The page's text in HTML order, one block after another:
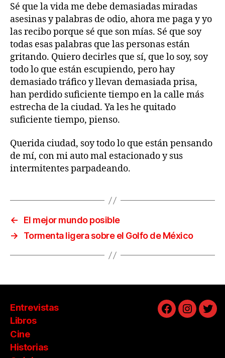
Sé que la vida me debe demasiadas miradas
asesinas y palabras de odio, ahora me paga y yo
las recibo porque sé que son mías. Sé que soy
todas esas palabras que las personas están
gritando. Quiero decirles que sí, que lo soy, soy
todo lo que están escupiendo, pero hay
demasiado tráfico y llevan demasiada prisa,
han perdido suficiente tiempo en la calle más
estrecha de la ciudad. Ya les he quitado
suficiente tiempo, pienso.
Querida ciudad, soy todo lo que están pensando
de mí, con mi auto mal estacionado y sus
intermitentes parpadeando.
←
El mejor mundo posible
→
Tormenta ligera sobre el Golfo de México
Entrevistas
Libros
Cine
Historias
Facebook